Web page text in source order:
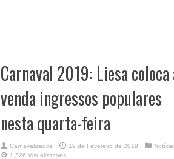
Carnaval 2019: Liesa coloca
venda ingressos populares
nesta quarta-feira
Carnavalizados 19 de Fevereiro de 2019
1,326 Visualizaçoes